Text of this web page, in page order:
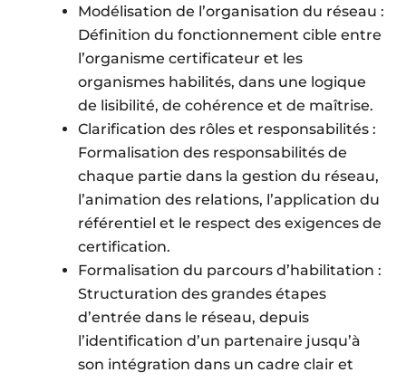
Modélisation de l’organisation du réseau :
Définition du fonctionnement cible entre
l’organisme certificateur et les
organismes habilités, dans une logique
de lisibilité, de cohérence et de maîtrise.
Clarification des rôles et responsabilités :
Formalisation des responsabilités de
chaque partie dans la gestion du réseau,
l’animation des relations, l’application du
référentiel et le respect des exigences de
certification.
Formalisation du parcours d’habilitation :
Structuration des grandes étapes
d’entrée dans le réseau, depuis
l’identification d’un partenaire jusqu’à
son intégration dans un cadre clair et